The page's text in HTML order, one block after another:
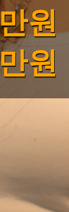
원
원